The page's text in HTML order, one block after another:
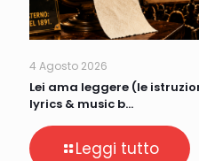
4 Agosto 2026
Lei ama leggere (le
lyrics & music b…
Leggi tutto